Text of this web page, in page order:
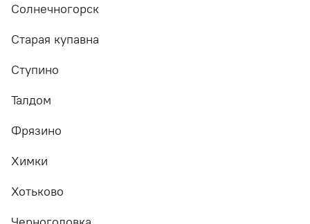
Солнечногорск
Старая купавна
Ступино
Талдом
Фрязино
Химки
Хотьково